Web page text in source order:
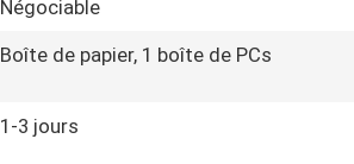
Négociable
Boîte de papier, 1 boîte de PCs
1-3 jours